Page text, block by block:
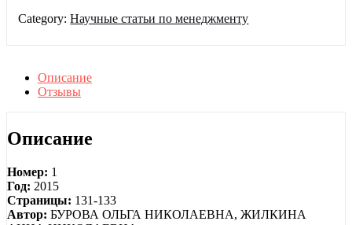
Category:Научные статьи по менеджменту
Описание
Отзывы
Описание
Номер: 1
Год: 2015
Страницы: 131-133
Автор: БУРОВА ОЛЬГА НИКОЛАЕВНА, ЖИЛКИНА